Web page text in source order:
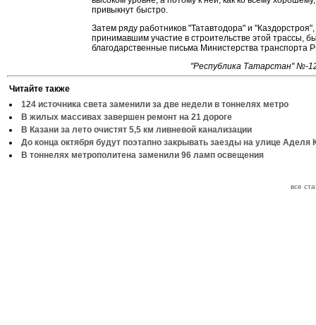
привыкнут быстро.
Затем ряду работников "Татавтодора" и "Каздорстроя",
принимавшим участие в строительстве этой трассы,
благодарственные письма Министерства транспорта
"Республика Татарстан" №-
Читайте также
124 источника света заменили за две недели в тоннелях метро
В жилых массивах завершен ремонт на 21 дороге
В Казани за лето очистят 5,5 км ливневой канализации
До конца октября будут поэтапно закрывать заезды на улице Аделя
В тоннелях метрополитена заменили 96 ламп освещения
все